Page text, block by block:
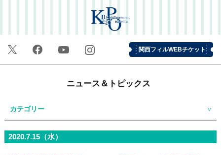
関西フィルWEBチケット
ニュース＆トピックス
カテゴリー
2020.7.15（水）